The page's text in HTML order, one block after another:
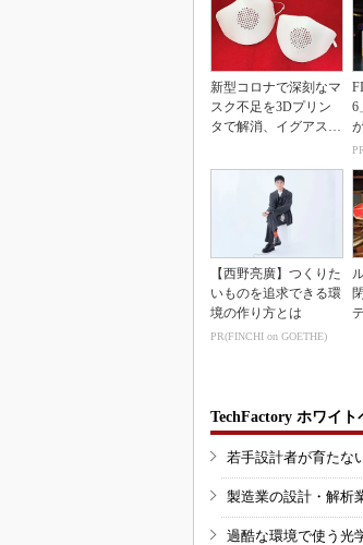
新型コロナで深刻なマ
スク不足を3Dプリン
タで解消、イグアスが
6
【西野亮廣】つくりた
いものを追求できる環
境の作り方とは
PR(FINCHI on GOETHE)
TechFactory ホワイ
若手設計者が育たな
製造業の設計・解析
過酷な環境で使う光